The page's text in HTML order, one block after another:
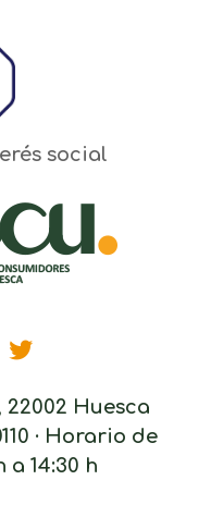
social
Huesca
· Horario de
a 14:30 h